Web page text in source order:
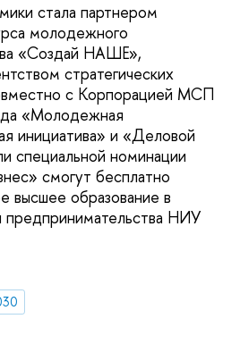
стала партнером
молодежного
«Создай НАШЕ»,
стратегических
с Корпорацией МСП
«Молодежная
инициатива» и «Деловой
специальной номинации
смогут бесплатно
высшее образование в
предпринимательства НИУ